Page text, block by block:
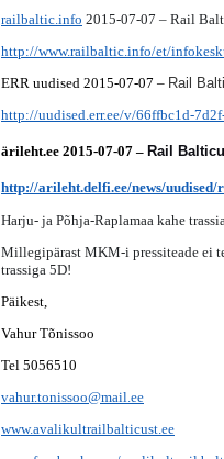
railbaltic.info 2015-07-07 – Rail
http://www.railbaltic.info/et/
ERR uudised 2015-07-07 – Rail
http://uudised.err.ee/v/66ffbc1d-
ärileht.ee 2015-07-07 – Rail
http://arileht.delfi.ee/news/
Harju- ja Põhja-Raplamaa kahe
Millegipärast MKM-i pressiteade ei
trassiga 5D!
Päikest,
Vahur Tõnissoo
Tel 5056510
vahur.tonissoo@mail.ee
www.avalikultrailbalticust.ee